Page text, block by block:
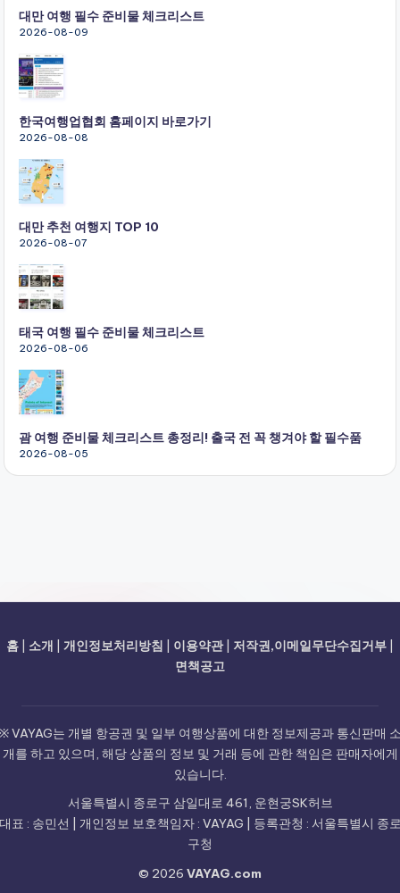
대만 여행 필수 준비물 체크리스트
2026-08-09
한국여행업협회 홈페이지 바로가기
2026-08-08
대만 추천 여행지 TOP 10
2026-08-07
태국 여행 필수 준비물 체크리스트
2026-08-06
괌 여행 준비물 체크리스트 총정리! 출국 전 꼭 챙겨야 할 필수품
2026-08-05
홈 소개 개인정보처리방침 이용약관 저작권,이메일무단수집거부
면책공고
VAYAG는 개별 항공권 및 일부 여행상품에 대한 정보제공과 통신판매
개를 하고 있으며, 해당 상품의 정보 및 거래 등에 관한 책임은 판매자에게
있습니다.
서울특별시 종로구 삼일대로 461, 운현궁SK허브
표 : 송민선 | 개인정보 보호책임자 : VAYAG | 등록관청 : 서울특별시 종
구청
© 2026 VAYAG.com